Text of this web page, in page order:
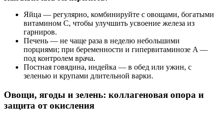
Яйца — регулярно, комбинируйте с овощами, богатыми
витамином C, чтобы улучшить усвоение железа из
гарниров.
Печень — не чаще раза в неделю небольшими
порциями; при беременности и гипервитаминозе A —
под контролем врача.
Постная говядина, индейка — в обед или ужин, с
зеленью и крупами длительной варки.
Овощи, ягоды и зелень: коллагеновая опора и
защита от окисления